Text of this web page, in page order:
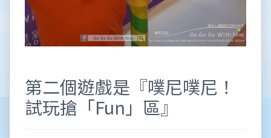
第二個遊戲是『噗尼噗尼！
試玩搶「Fun」區』